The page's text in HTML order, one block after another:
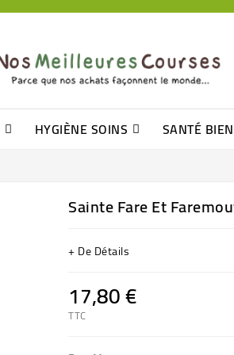
HYGIÈNE SOINS SANTÉ
Sainte Fare Et
+ De Détails
17,80 €
TTC